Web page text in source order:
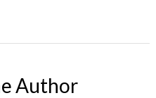
Author